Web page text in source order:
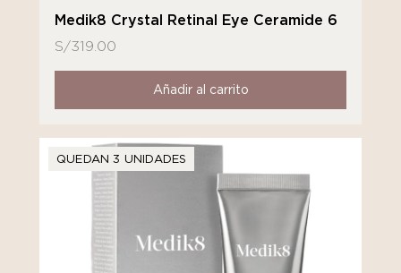
Medik8 Crystal Retinal Eye Ceramide 6
S/319.00
Añadir al carrito
QUEDAN 3 UNIDADES